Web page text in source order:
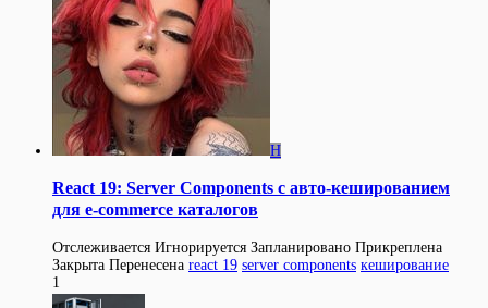
H
React 19: Server Components с авто-кешированием
для e-commerce каталогов
Отслеживается Игнорируется Запланировано Прикреплена
Закрыта Перенесена react 19 server components кеширование
1